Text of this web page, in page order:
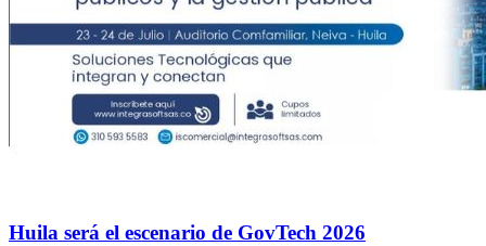
Huila será el escenario de GovTech 2026